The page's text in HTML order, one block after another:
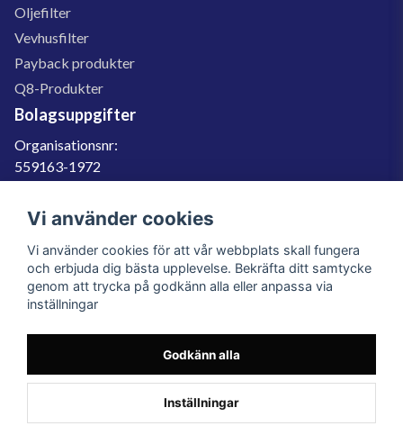
Oljefilter
Vevhusfilter
Payback produkter
Q8-Produkter
Bolagsuppgifter
Organisationsnr:
559163-1972
SE559163197201
060-566 800
info@filter.se
559163-1972
© 2023 Filter.se, All rights reserved.
Vi använder cookies
Vi använder cookies för att vår webbplats skall fungera
och erbjuda dig bästa upplevelse. Bekräfta ditt samtycke
genom att trycka på godkänn alla eller anpassa via
inställningar
Godkänn alla
Inställningar